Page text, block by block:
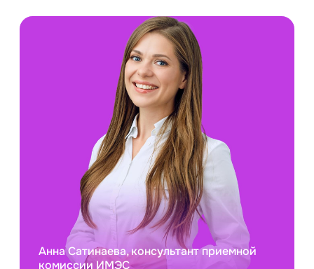
Анна Сатинаева, консультант приемной
комиссии ИМЭС